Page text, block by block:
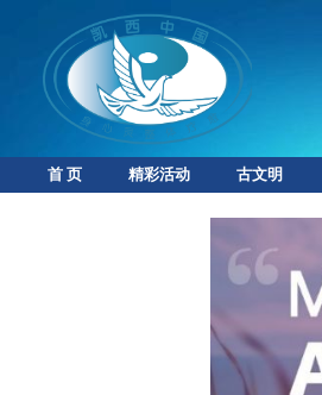
首 页 精彩活动 古文明